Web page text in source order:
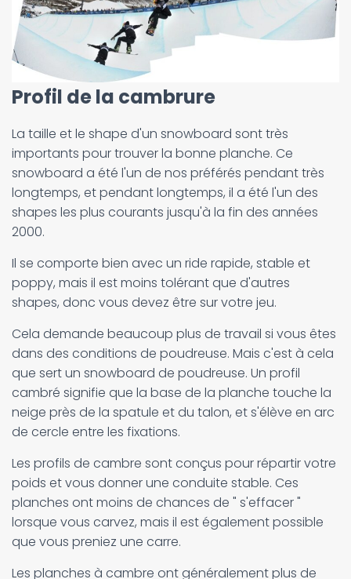
Profil de la cambrure
La taille et le shape d'un snowboard sont très
importants pour trouver la bonne planche. Ce
snowboard a été l'un de nos préférés pendant très
longtemps, et pendant longtemps, il a été l'un des
shapes les plus courants jusqu'à la fin des années
2000.
Il se comporte bien avec un ride rapide, stable et
poppy, mais il est moins tolérant que d'autres
shapes, donc vous devez être sur votre jeu.
Cela demande beaucoup plus de travail si vous êtes
dans des conditions de poudreuse. Mais c'est à cela
que sert un snowboard de poudreuse. Un profil
cambré signifie que la base de la planche touche la
neige près de la spatule et du talon, et s'élève en arc
de cercle entre les fixations.
Les profils de cambre sont conçus pour répartir votre
poids et vous donner une conduite stable. Ces
planches ont moins de chances de " s'effacer "
lorsque vous carvez, mais il est également possible
que vous preniez une carre.
Les planches à cambre ont généralement plus de